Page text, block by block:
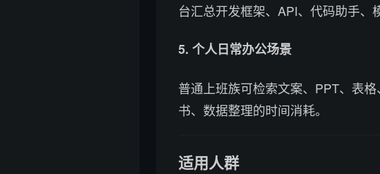
台汇总开发框架、API、代码助手、
5. 个人日常办公场景
普通上班族可检索文案、PPT、表
书、数据整理的时间消耗。
适用人群